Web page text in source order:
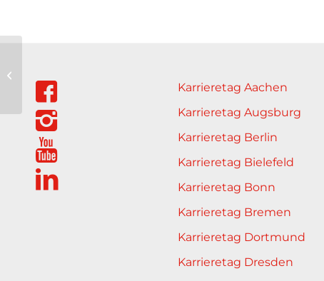
Karrieretag Aachen
Karrieretag Augsburg
Karrieretag Berlin
Karrieretag Bielefeld
Karrieretag Bonn
Karrieretag Bremen
Karrieretag Dortmund
Karrieretag Dresden